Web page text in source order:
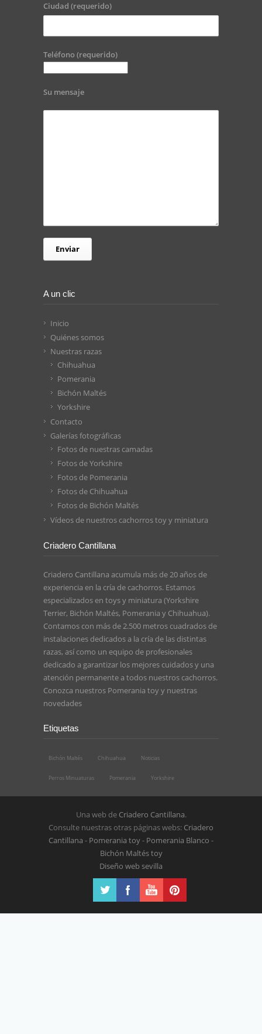
Ciudad (requerido)
Teléfono (requerido)
Su mensaje
A un clic
Inicio
Quiénes somos
Nuestras razas
Chihuahua
Pomerania
Bichón Maltés
Yorkshire
Contacto
Galerías fotográficas
Fotos de nuestras camadas
Fotos de Yorkshire
Fotos de Pomerania
Fotos de Chihuahua
Fotos de Bichón Maltés
Vídeos de nuestros cachorros toy y miniatura
Criadero Cantillana
Criadero Cantillana acumula más de 20 años de
experiencia en la cría de cachorros. Estamos
especializados en toys y miniatura (Yorkshire
Terrier, Bichón Maltés, Pomerania y Chihuahua).
Contamos con más de 2.500 metros cuadrados de
instalaciones dedicados a la cría de las distintas
razas, así como un equipo de profesionales
dedicado a garantizar los mejores cuidados y una
atención permanente a todos nuestros cachorros.
Conozca nuestros Pomerania toyy nuestras
novedades
Etiquetas
Bichón Maltés Chihuahua Noticias
Perros Minuaturas Pomerania Yorkshire
Una web de Criadero Cantillana.
Consulte nuestras otras páginas webs: Criadero
Cantillana - Pomerania toy- Pomerania Blanco -
Bichón Maltés toy
Diseño web sevilla